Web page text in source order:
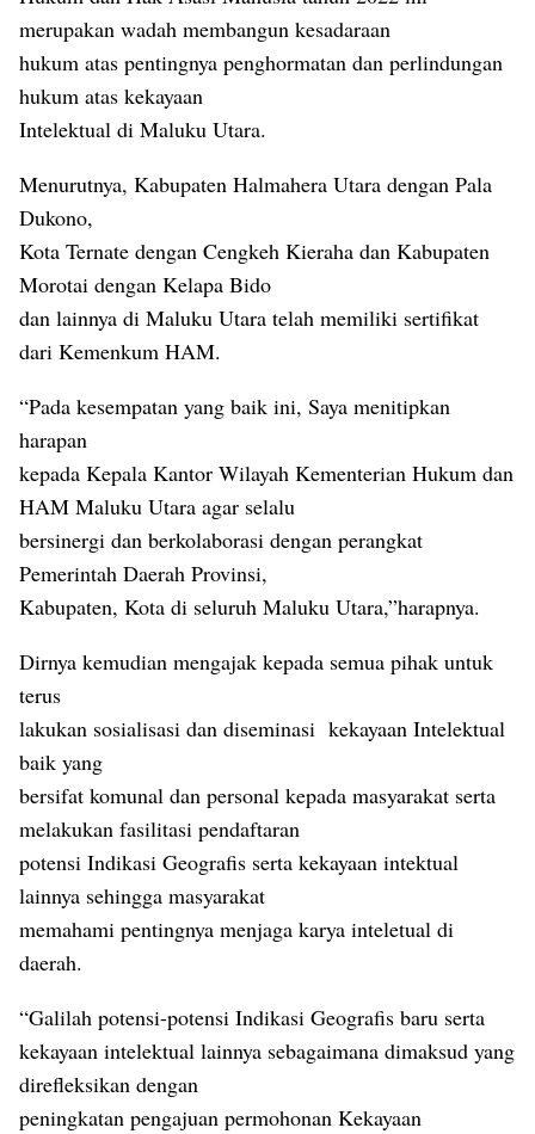
merupakan wadah membangun kesadaraan
hukum atas pentingnya penghormatan dan perlindungan
hukum atas kekayaan
Intelektual di Maluku Utara.
Menurutnya, Kabupaten Halmahera Utara dengan Pala
Dukono,
Kota Ternate dengan Cengkeh Kieraha dan Kabupaten
Morotai dengan Kelapa Bido
dan lainnya di Maluku Utara telah memiliki sertifikat
dari Kemenkum HAM.
“Pada kesempatan yang baik ini, Saya menitipkan
harapan
kepada Kepala Kantor Wilayah Kementerian Hukum dan
HAM Maluku Utara agar selalu
bersinergi dan berkolaborasi dengan perangkat
Pemerintah Daerah Provinsi,
Kabupaten, Kota di seluruh Maluku Utara,”harapnya.
Dirnya kemudian mengajak kepada semua pihak untuk
terus
lakukan sosialisasi dan diseminasi kekayaan Intelektual
baik yang
bersifat komunal dan personal kepada masyarakat serta
melakukan fasilitasi pendaftaran
potensi Indikasi Geografis serta kekayaan intektual
lainnya sehingga masyarakat
memahami pentingnya menjaga karya inteletual di
daerah.
“Galilah potensi-potensi Indikasi Geografis baru serta
kekayaan intelektual lainnya sebagaimana dimaksud yang
direfleksikan dengan
peningkatan pengajuan permohonan Kekayaan